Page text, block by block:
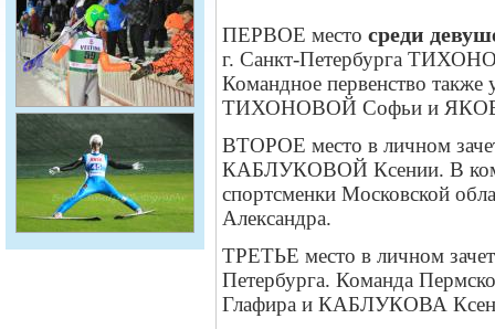
ПЕРВОЕ место среди
г. Санкт-Петербурга
Командное первенство также
ТИХОНОВОЙ Софьи и
ВТОРОЕ место в личном
КАБЛУКОВОЙ Ксении. В
спортсменки Московской
Александра.
ТРЕТЬЕ место в личном
Петербурга. Команда
Глафира и КАБЛУКОВА